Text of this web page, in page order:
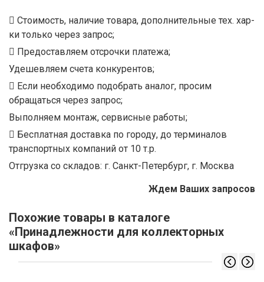
Стоимость, наличие товара, дополнительные тех. хар-
ки только через запрос;
Предоставляем отсрочки платежа;
Удешевляем счета конкурентов;
Если необходимо подобрать аналог, просим
обращаться через запрос;
Выполняем монтаж, сервисные работы;
Бесплатная доставка по городу, до терминалов
транспортных компаний от 10 т.р.
Отгрузка со складов: г. Санкт-Петербург, г. Москва
Ждем Ваших запросов
Похожие товары в каталоге
«Принадлежности для коллекторных
шкафов»